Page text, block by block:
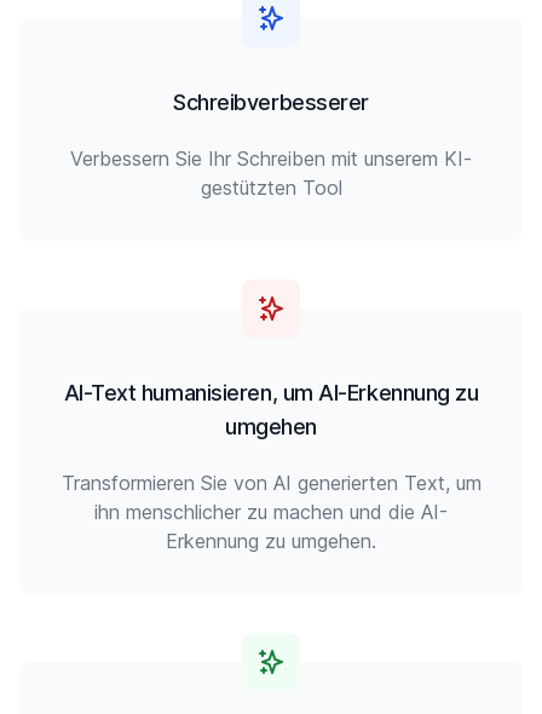
Schreibverbesserer
Verbessern Sie Ihr Schreiben mit unserem KI-
gestützten Tool
AI-Text humanisieren, um AI-Erkennung zu
umgehen
Transformieren Sie von AI generierten Text, um
ihn menschlicher zu machen und die AI-
Erkennung zu umgehen.